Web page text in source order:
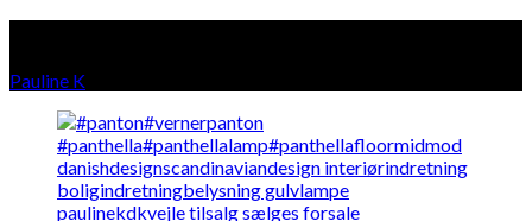
Pauline K